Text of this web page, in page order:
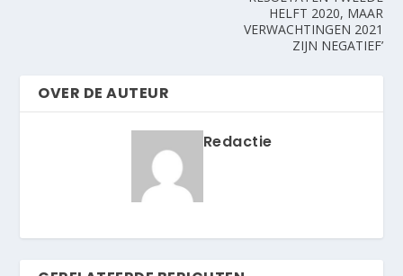
HELFT 2020, MAAR
VERWACHTINGEN 2021
ZIJN NEGATIEF’
OVER DE AUTEUR
Redactie